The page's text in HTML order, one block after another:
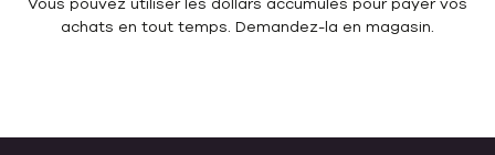
achats en tout temps. Demandez-la en magasin.